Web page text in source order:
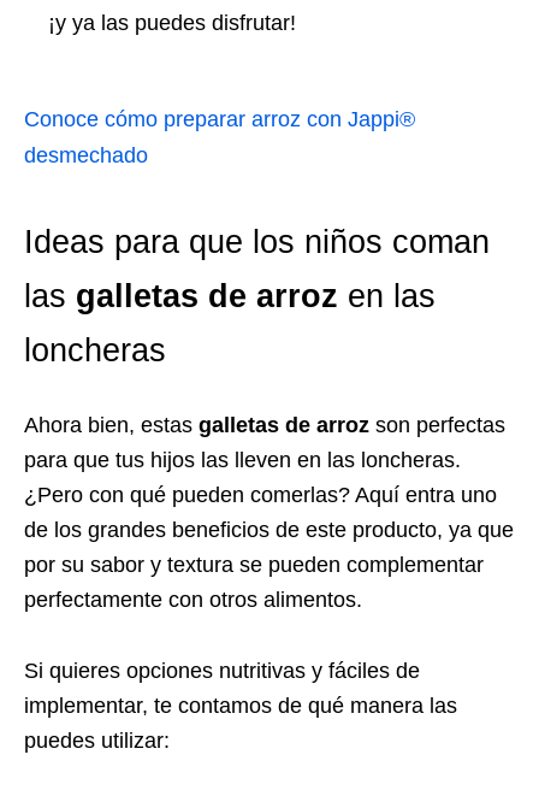
¡y ya las puedes disfrutar!
Conoce cómo preparar arroz con Jappi®
desmechado
Ideas para que los niños coman
las galletas de arroz en las
loncheras
Ahora bien, estas galletas de arroz son perfectas
para que tus hijos las lleven en las loncheras.
¿Pero con qué pueden comerlas? Aquí entra uno
de los grandes beneficios de este producto, ya que
por su sabor y textura se pueden complementar
perfectamente con otros alimentos.
Si quieres opciones nutritivas y fáciles de
implementar, te contamos de qué manera las
puedes utilizar: